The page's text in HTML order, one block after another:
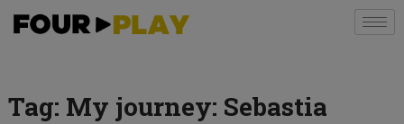
Tag: My journey: Sebastia